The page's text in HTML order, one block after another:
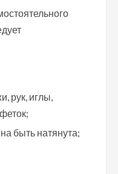
рук, иглы,
быть натянута;